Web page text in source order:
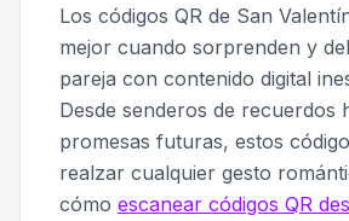
Los códigos QR de San
mejor cuando sorprenden y
pareja con contenido digital
Desde senderos de recuerdos
promesas futuras, estos
realzar cualquier gesto
cómo escanear códigos QR